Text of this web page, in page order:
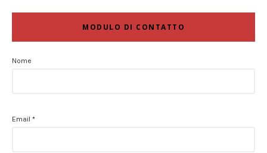
MODULO DI CONTATTO
Nome
Email *